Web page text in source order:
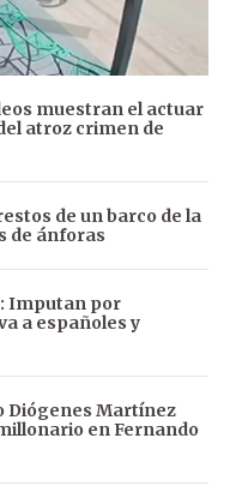
muestran el actuar
atroz crimen de
de un barco de la
de ánforas
Imputan por
a españoles y
Diógenes Martínez
en Fernando